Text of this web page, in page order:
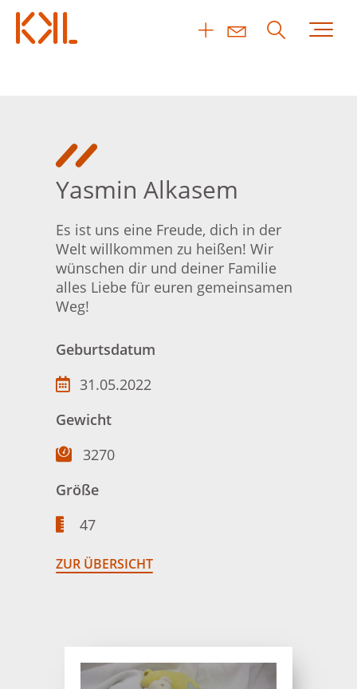
Yasmin Alkasem
Es ist uns eine Freude, dich in der
Welt willkommen zu heißen! Wir
wünschen dir und deiner Familie
alles Liebe für euren gemeinsamen
Weg!
Geburtsdatum
31.05.2022
Gewicht
3270
Größe
47
ZUR ÜBERSICHT